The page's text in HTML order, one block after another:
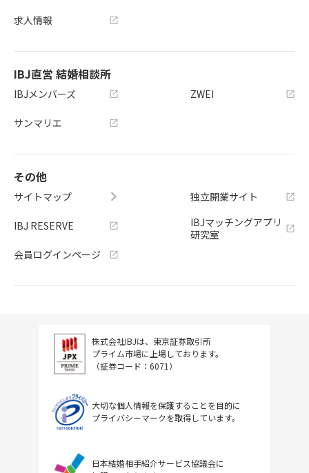
求人情報
IBJ直営 結婚相談所
IBJメンバーズ
サンマリエ
ZWEI
その他
サイトマップ
IBJ RESERVE
会員ログインページ
独立開業サイト
IBJマッチングアプリ
研究室
株式会社IBJは、東京証券取引所
プライム市場に上場しております。
（証券コード：6071）
大切な個人情報を保護することを目的に
プライバシーマークを取得しています。
日本結婚相手紹介サービス協議会に